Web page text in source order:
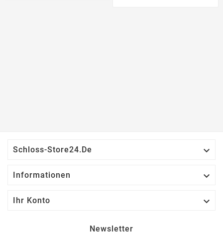
Schloss-Store24.de 
Informationen 
Ihr Konto 
Newsletter